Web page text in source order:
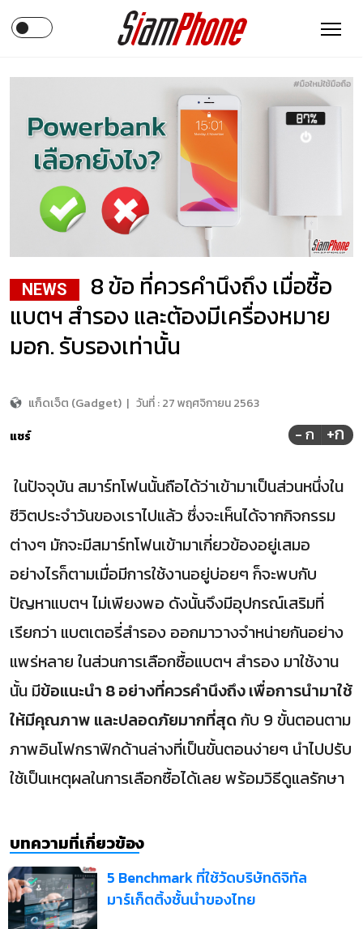
NEWS
8 ข้อ ที่ควรคำนึงถึง เมื่อซื้อ
แบตฯ สำรอง และต้องมีเครื่องหมาย
มอก. รับรองเท่านั้น
แก็ดเจ็ต (Gadget) | วันที่ :27 พฤศจิกายน 2563
แชร์
- ก +ก
ในปัจจุบัน สมาร์ทโฟนนั้นถือได้ว่าเข้ามาเป็นส่วนหนึ่งใน
ชีวิตประจำวันของเราไปแล้ว ซึ่งจะเห็นได้จากกิจกรรม
ต่างๆ มักจะมีสมาร์ทโฟนเข้ามาเกี่ยวข้องอยู่เสมอ
อย่างไรก็ตามเมื่อมีการใช้งานอยู่บ่อยๆ ก็จะพบกับ
ปัญหาแบตฯ ไม่เพียงพอ ดังนั้นจึงมีอุปกรณ์เสริมที่
เรียกว่า แบตเตอรี่สำรอง ออกมาวางจำหน่ายกันอย่าง
แพร่หลาย ในส่วนการเลือกซื้อแบตฯ สำรอง มาใช้งาน
นั้น มีข้อแนะนำ 8 อย่างที่ควรคำนึงถึง เพื่อการนำมาใช้
ให้มีคุณภาพ และปลอดภัยมากที่สุด กับ 9 ขั้นตอนตาม
ภาพอินโฟกราฟิกด้านล่างที่เป็นขั้นตอนง่ายๆ นำไปปรับ
ใช้เป็นเหตุผลในการเลือกซื้อได้เลย พร้อมวิธีดูแลรักษา
บทความที่เกี่ยวข้อง
5 Benchmark ที่ใช้วัดบริษัทดิจิทัล
มาร์เก็ตติ้งชั้นนำของไทย